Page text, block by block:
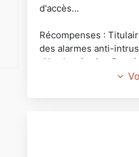
d'accès...
Récompenses :
des alarmes anti-
d'Agglomération